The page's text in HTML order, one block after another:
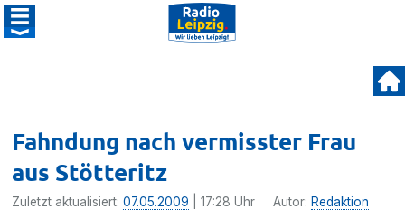
Fahndung nach vermisster Frau
aus Stötteritz
Zuletzt aktualisiert:07.05.2009 | 17:28 Uhr Autor: Redaktion